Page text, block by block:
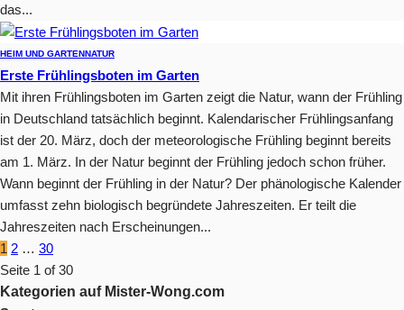
das...
HEIM UND GARTENNATUR
Erste Frühlingsboten im Garten
Mit ihren Frühlingsboten im Garten zeigt die Natur, wann der Frühling
in Deutschland tatsächlich beginnt. Kalendarischer Frühlingsanfang
ist der 20. März, doch der meteorologische Frühling beginnt bereits
am 1. März. In der Natur beginnt der Frühling jedoch schon früher.
Wann beginnt der Frühling in der Natur? Der phänologische Kalender
umfasst zehn biologisch begründete Jahreszeiten. Er teilt die
Jahreszeiten nach Erscheinungen...
1 2 … 30
Seite 1 of 30
Kategorien auf Mister-Wong.com